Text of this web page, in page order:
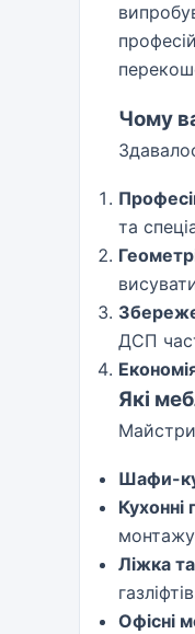
Чому
та
ДСП
Які
Шафи-
Кухонні
Ліжка
Офісні